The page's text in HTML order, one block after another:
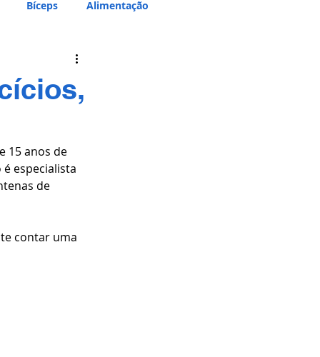
Bíceps Alimentação
15 anos de
é especialista
de
contar uma